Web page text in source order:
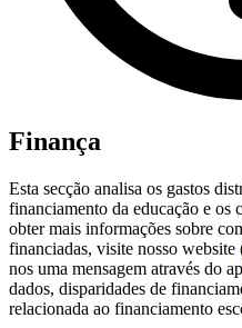
Finança
Esta secção analisa os gastos
financiamento da educação e os
obter mais informações sobre
financiadas, visite nosso website
nos uma mensagem através do
dados, disparidades de
relacionada ao financiamento